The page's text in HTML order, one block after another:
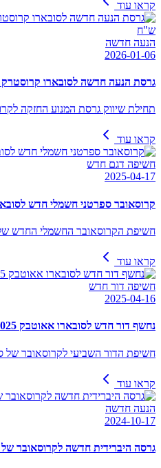
קראו עוד
הנעה חדשה
2026-01-06
גרסת הנעה חדשה לסובארו קרוסטרק 2026: מחיר החל מ-175,900 ש"ח
תחילת שיווק גרסת המנוע החזקה
קראו עוד
חשיפה דגם חדש
2025-04-17
קרוסאובר ספרטני חשמלי חדש
חשיפת הקרוסאובר החשמלי החדש
קראו עוד
חשיפה דור חדש
2025-04-16
נחשף דור חדש לסובארו אאוטבק 2025
חשיפת הדור השביעי לקרוסאובר של
קראו עוד
הנעה חדשה
2024-10-17
גרסה היברידית חדשה לקרוסאובר של